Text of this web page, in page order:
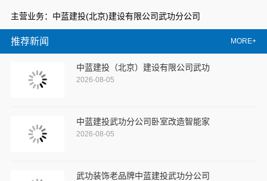
主营业务：中蓝建投(北京)建设有限公司武功分公司
推荐新闻 MORE+
中蓝建投（北京）建设有限公司武功
2026-08-05
中蓝建投武功分公司卧室改造智能家
2026-08-05
武功装饰老品牌中蓝建投武功分公司